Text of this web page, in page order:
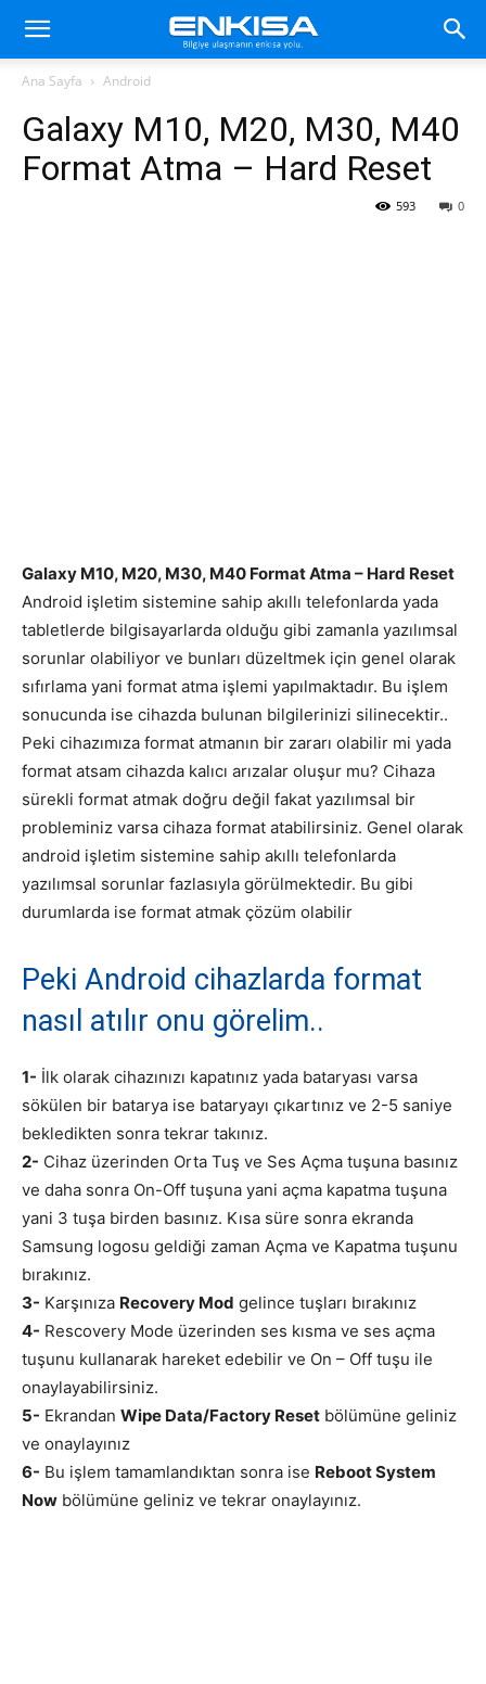
Ana Sayfa Android
Galaxy M10, M20, M30, M40
Format Atma – Hard Reset
0
593
Galaxy M10, M20, M30, M40 Format Atma – Hard Reset
Android işletim sistemine sahip akıllı telefonlarda yada
tabletlerde bilgisayarlarda olduğu gibi zamanla yazılımsal
sorunlar olabiliyor ve bunları düzeltmek için genel olarak
sıfırlama yani format atma işlemi yapılmaktadır. Bu işlem
sonucunda ise cihazda bulunan bilgilerinizi silinecektir..
Peki cihazımıza format atmanın bir zararı olabilir mi yada
format atsam cihazda kalıcı arızalar oluşur mu? Cihaza
sürekli format atmak doğru değil fakat yazılımsal bir
probleminiz varsa cihaza format atabilirsiniz. Genel olarak
android işletim sistemine sahip akıllı telefonlarda
yazılımsal sorunlar fazlasıyla görülmektedir. Bu gibi
durumlarda ise format atmak çözüm olabilir
Peki Android cihazlarda format
nasıl atılır onu görelim..
1- İlk olarak cihazınızı kapatınız yada bataryası varsa
sökülen bir batarya ise bataryayı çıkartınız ve 2-5 saniye
bekledikten sonra tekrar takınız.
2- Cihaz üzerinden Orta Tuş ve Ses Açma tuşuna basınız
ve daha sonra On-Off tuşuna yani açma kapatma tuşuna
yani 3 tuşa birden basınız. Kısa süre sonra ekranda
Samsung logosu geldiği zaman Açma ve Kapatma tuşunu
bırakınız.
3- Karşınıza Recovery Mod gelince tuşları bırakınız
4- Rescovery Mode üzerinden ses kısma ve ses açma
tuşunu kullanarak hareket edebilir ve On – Off tuşu ile
onaylayabilirsiniz.
5- Ekrandan Wipe Data/Factory Reset bölümüne geliniz
ve onaylayınız
6- Bu işlem tamamlandıktan sonra ise Reboot System
Now bölümüne geliniz ve tekrar onaylayınız.